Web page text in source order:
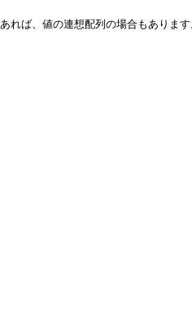
ば、値の連想配列の場合もあります